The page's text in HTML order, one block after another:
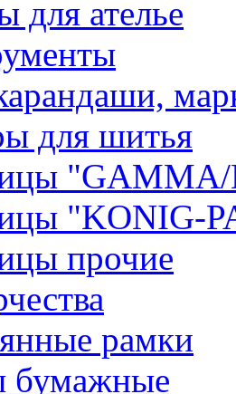
для ателье
для шитья
"GAMMA/
"KONIG-
прочие
рамки
бумажные